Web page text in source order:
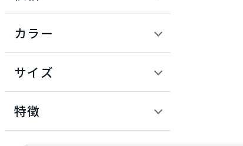
カワジュン
KOKUYO
カラー
サイズ
mm
特徴